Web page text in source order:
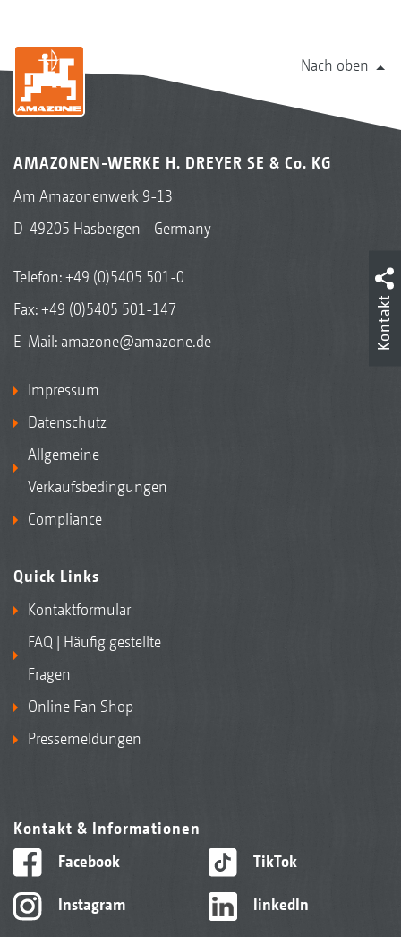
Nach oben
AMAZONEN-WERKE H. DREYER SE & Co. KG
Am Amazonenwerk 9-13
D-49205 Hasbergen - Germany
Telefon:+49 (0)5405 501-0
Fax: +49 (0)5405 501-147
E-Mail: amazone@amazone.de
Impressum
Datenschutz
Allgemeine
Verkaufsbedingungen
Compliance
Quick Links
Kontaktformular
FAQ | Häufig gestellte
Fragen
Online Fan Shop
Pressemeldungen
Kontakt & Informationen
Facebook
Instagram
TikTok
linkedIn
Kontakt